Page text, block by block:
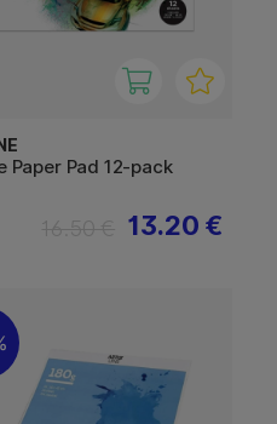
Paper Pad 12-pack
13.20 €